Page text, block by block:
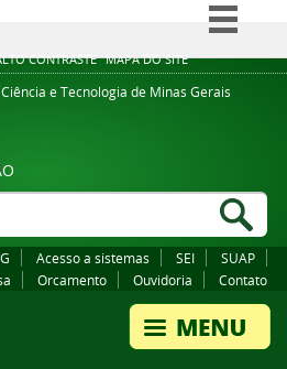
CONTRASTE MAPA DO SITE
Simplifique!
Comunica BR
Legislação
e Tecnologia de Minas Gerais
Acesso a sistemas SEI
SUAP
Orcamento Ouvidoria Contato